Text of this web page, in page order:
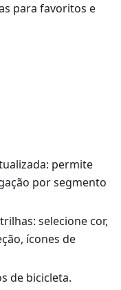
para favoritos e
permite
por segmento
selecione cor,
ícones de
de bicicleta.